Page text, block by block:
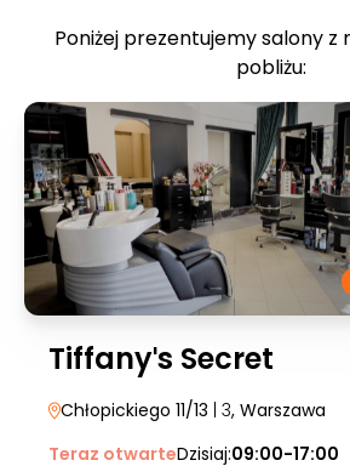
Poniżej prezentujemy salony z
pobliżu:
Tiffanyˈs Secret
Chłopickiego 11/13 | 3, Warszawa
Teraz otwarteDzisiaj:09:00-17:00